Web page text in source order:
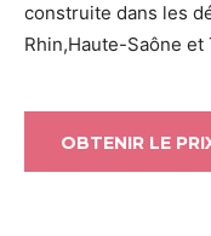
construite dans les
Rhin,Haute-Saône
OBTENIR LE